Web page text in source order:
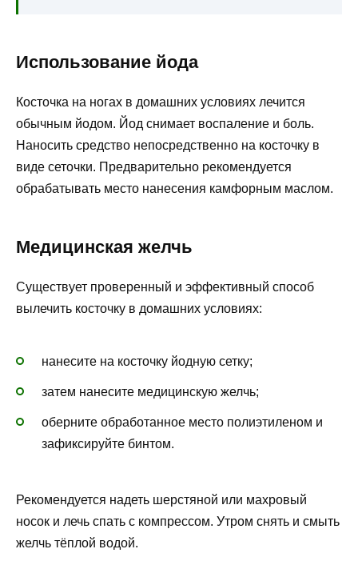
Использование йода
Косточка на ногах в домашних условиях лечится
обычным йодом. Йод снимает воспаление и боль.
Наносить средство непосредственно на косточку в
виде сеточки. Предварительно рекомендуется
обрабатывать место нанесения камфорным маслом.
Медицинская желчь
Существует проверенный и эффективный способ
вылечить косточку в домашних условиях:
нанесите на косточку йодную сетку;
затем нанесите медицинскую желчь;
оберните обработанное место полиэтиленом и
зафиксируйте бинтом.
Рекомендуется надеть шерстяной или махровый
носок и лечь спать с компрессом. Утром снять и смыть
желчь тёплой водой.